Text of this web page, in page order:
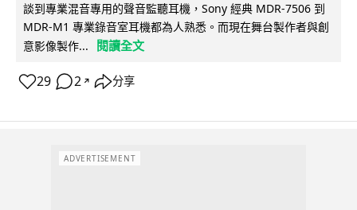
談到專業混音專用的聲音監聽耳機，Sony 經典 MDR-7506 到
MDR-M1 專業錄音室耳機都為人熟悉。而現在舞台製作者與創
意影像製作...
閱讀全文
29 2 ↗ 分享
ADVERTISEMENT